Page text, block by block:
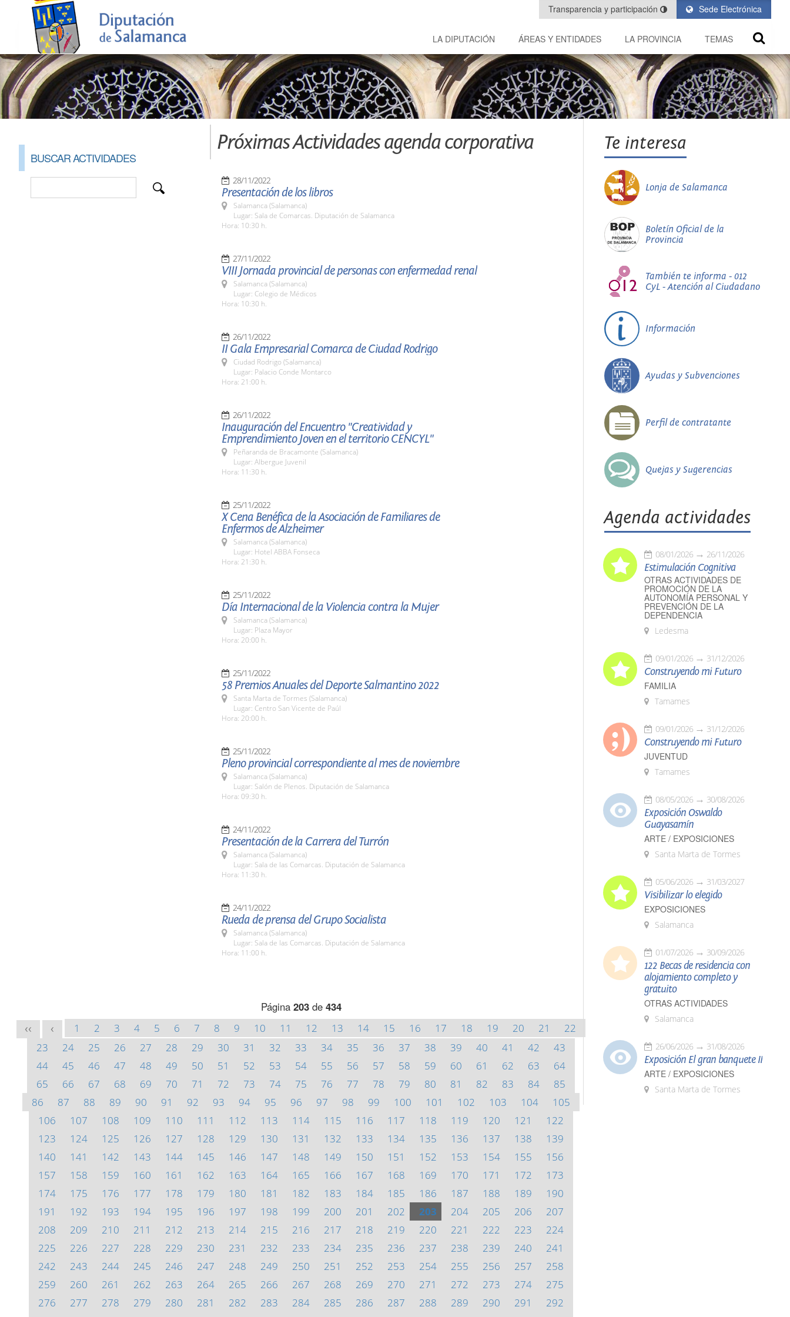
Sede Electrónica
Transparencia y participación
LA DIPUTACIÓN ÁREAS Y ENTIDADES LA PROVINCIA TEMAS
BUSCAR ACTIVIDADES
Próximas Actividades agenda corporativa
28/11/2022
Presentación de los libros
Salamanca (Salamanca)
Lugar: Sala de Comarcas. Diputación de Salamanca
Hora: 10:30 h.
27/11/2022
VIII Jornada provincial de personas con enfermedad renal
Salamanca (Salamanca)
Lugar: Colegio de Médicos
Hora: 10:30 h.
26/11/2022
II Gala Empresarial Comarca de Ciudad Rodrigo
Ciudad Rodrigo (Salamanca)
Lugar: Palacio Conde Montarco
Hora: 21:00 h.
26/11/2022
Inauguración del Encuentro "Creatividad y
Emprendimiento Joven en el territorio CENCYL"
Peñaranda de Bracamonte (Salamanca)
Lugar: Albergue Juvenil
Hora: 11:30 h.
25/11/2022
X Cena Benéfica de la Asociación de Familiares de
Enfermos de Alzheimer
Salamanca (Salamanca)
Lugar: Hotel ABBA Fonseca
Hora: 21:30 h.
25/11/2022
Día Internacional de la Violencia contra la Mujer
Salamanca (Salamanca)
Lugar: Plaza Mayor
Hora: 20:00 h.
25/11/2022
58 Premios Anuales del Deporte Salmantino 2022
Santa Marta de Tormes (Salamanca)
Lugar: Centro San Vicente de Paúl
Hora: 20:00 h.
25/11/2022
Pleno provincial correspondiente al mes de noviembre
Salamanca (Salamanca)
Lugar: Salón de Plenos. Diputación de Salamanca
Hora: 09:30 h.
24/11/2022
Presentación de la Carrera del Turrón
Salamanca (Salamanca)
Lugar: Sala de las Comarcas. Diputación de Salamanca
Hora: 11:30 h.
24/11/2022
Rueda de prensa del Grupo Socialista
Salamanca (Salamanca)
Lugar: Sala de las Comarcas. Diputación de Salamanca
Hora: 11:00 h.
Página 203de 434
<< < 1 2 3 4 5 6 7 8 9 10 11 12 13 14 15 16 17 18 19 20 21
22
23
24 25 26 27 28 29 30 31 32 33 34 35 36 37 38 39 40 41 42
43
44
45 46 47 48 49 50 51 52 53 54 55 56 57 58 59 60 61 62 63
64
65
66 67 68 69 70 71 72 73 74 75 76 77 78 79 80 81 82 83 84
85
86
87 88 89 90 91 92 93 94 95 96 97 98 99 100 101 102 103 104
105
106
107 108 109 110 111 112 113 114 115 116 117 118 119 120 121
122
123
124 125 126 127 128 129 130 131 132 133 134 135 136 137 138
139
140
141 142 143 144 145 146 147 148 149 150 151 152 153 154 155
156
157
158 159 160 161 162 163 164 165 166 167 168 169 170 171 172
173
174
175 176 177 178 179 180 181 182 183 184 185 186 187 188 189
190
191
192 193 194 195 196 197 198 199 200 201 202 203 204 205 206
207
208
209 210 211 212 213 214 215 216 217 218 219 220 221 222 223
224
225
226 227 228 229 230 231 232 233 234 235 236 237 238 239 240
241
242
243 244 245 246 247 248 249 250 251 252 253 254 255 256 257
258
259
260 261 262 263 264 265 266 267 268 269 270 271 272 273 274
275
276
277 278 279 280 281 282 283 284 285 286 287 288 289 290 291
292
Te interesa
Lonja de Salamanca
Boletín Oficial de la
Provincia
También te informa - 012
CyL - Atención al Ciudadano
Información
Ayudas y Subvenciones
Perfil de contratante
Quejas y Sugerencias
Agenda actividades
08/01/2026 26/11/2026
Estimulación Cognitiva
OTRAS ACTIVIDADES DE
PROMOCIÓN DE LA
AUTONOMÍA PERSONAL Y
PREVENCIÓN DE LA
DEPENDENCIA
Ledesma
09/01/2026 31/12/2026
Construyendo mi Futuro
FAMILIA
Tamames
09/01/2026 31/12/2026
Construyendo mi Futuro
JUVENTUD
Tamames
08/05/2026 30/08/2026
Exposición Oswaldo
Guayasamín
ARTE / EXPOSICIONES
Santa Marta de Tormes
05/06/2026 31/03/2027
Visibilizar lo elegido
EXPOSICIONES
Salamanca
01/07/2026 30/09/2026
122 Becas de residencia con
alojamiento completo y
gratuito
OTRAS ACTIVIDADES
Salamanca
26/06/2026 31/08/2026
Exposición El gran banquete II
ARTE / EXPOSICIONES
Santa Marta de Tormes